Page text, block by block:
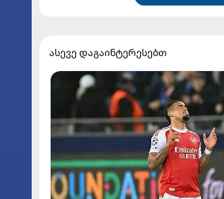
ასევე დაგაინტერესებთ